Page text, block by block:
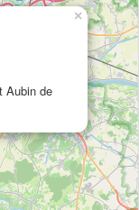
Aubin de
×